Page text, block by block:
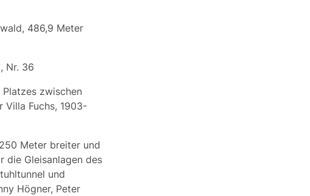
486,9 Meter
Nr. 36
zwischen
Villa Fuchs, 1903-
Meter breiter und
die Gleisanlagen des
und
Högner, Peter